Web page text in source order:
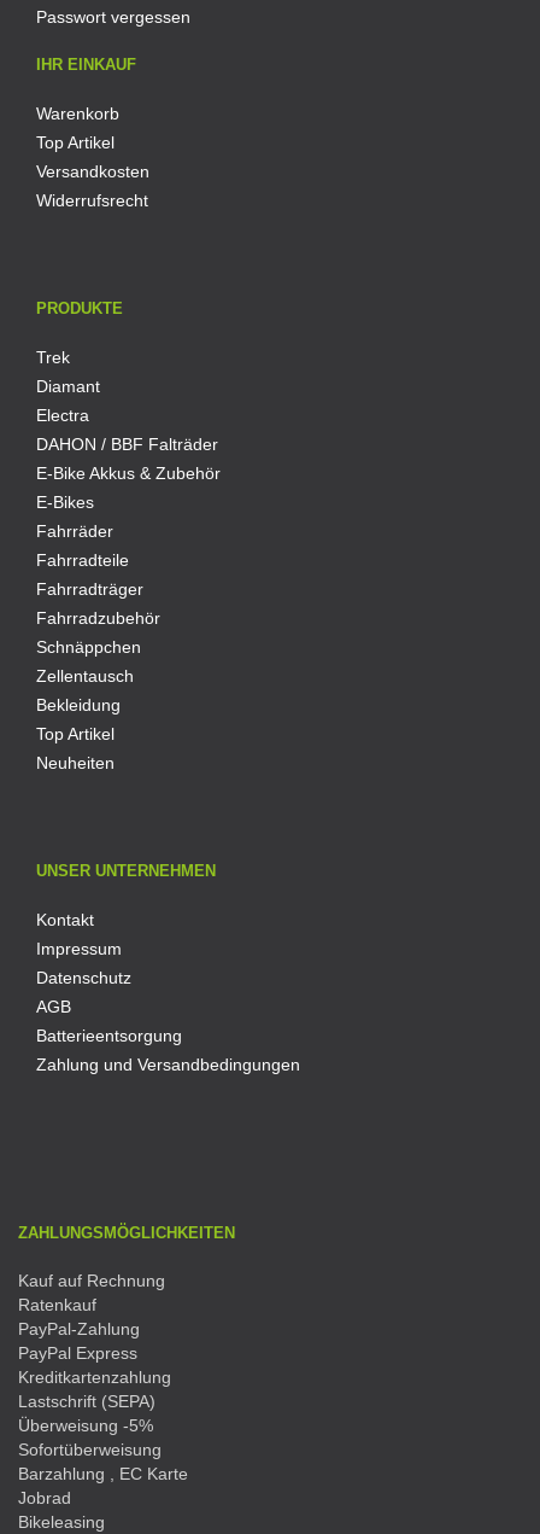
Passwort vergessen
IHR EINKAUF
Warenkorb
Top Artikel
Versandkosten
Widerrufsrecht
PRODUKTE
Trek
Diamant
Electra
DAHON / BBF Falträder
E-Bike Akkus & Zubehör
E-Bikes
Fahrräder
Fahrradteile
Fahrradträger
Fahrradzubehör
Schnäppchen
Zellentausch
Bekleidung
Top Artikel
Neuheiten
UNSER UNTERNEHMEN
Kontakt
Impressum
Datenschutz
AGB
Batterieentsorgung
Zahlung und Versandbedingungen
ZAHLUNGSMÖGLICHKEITEN
Kauf auf Rechnung
Ratenkauf
PayPal-Zahlung
PayPal Express
Kreditkartenzahlung
Lastschrift (SEPA)
Überweisung -5%
Sofortüberweisung
Barzahlung , EC Karte
Jobrad
Bikeleasing